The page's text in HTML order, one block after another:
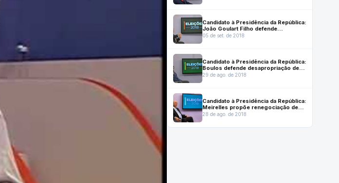
Candidato à Presidência da República:
João Goulart Filho defende
interferência no BC e nos bancos
05 de set. de 2018
Candidato à Presidência da República:
Boulos defende desapropriação de
prédios abandonados para casa
29 de ago. de 2018
Candidato à Presidência da República:
Meirelles propõe renegociação de
dívidas de pessoas físicas
28 de ago. de 2018